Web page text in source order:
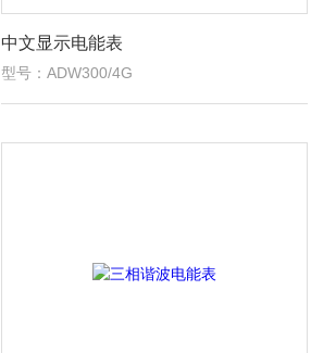
中文显示电能表
型号：ADW300/4G